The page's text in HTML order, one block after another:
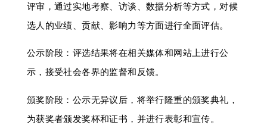
评审，通过实地考察、访谈、数据分析等方式，对候
选人的业绩、贡献、影响力等方面进行全面评估。
公示阶段：评选结果将在相关媒体和网站上进行公
示，接受社会各界的监督和反馈。
颁奖阶段：公示无异议后，将举行隆重的颁奖典礼，
为获奖者颁发奖杯和证书，并进行表彰和宣传。